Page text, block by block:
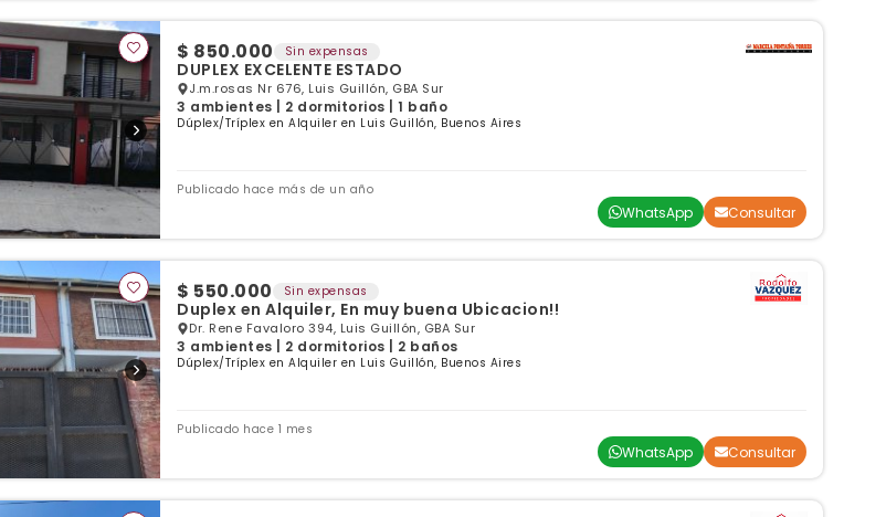
$ 850.000 Sin expensas
DUPLEX EXCELENTE ESTADO
J.m.rosas Nr 676, Luis Guillón, GBA Sur
3 ambientes | 2 dormitorios | 1 baño
Dúplex/Tríplex en Alquiler en Luis Guillón, Buenos Aires
Publicado hace más de un año
WhatsApp Consultar
$ 550.000 Sin expensas
Duplex en Alquiler, En muy buena Ubicacion!!
Dr. Rene Favaloro 394, Luis Guillón, GBA Sur
3 ambientes | 2 dormitorios | 2 baños
Dúplex/Tríplex en Alquiler en Luis Guillón, Buenos Aires
Publicado hace 1 mes
WhatsApp Consultar